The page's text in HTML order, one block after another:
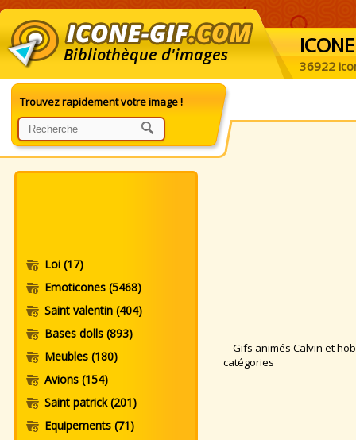
Bibliothèque d'images ICONE
36922
Trouvez rapidement votre image !
Loi (17)
Emoticones (5468)
Saint valentin (404)
Bases dolls (893)
Meubles (180)
Avions (154)
Saint patrick(201)
Equipements (71)
Gifs animés Calvin et
catégories